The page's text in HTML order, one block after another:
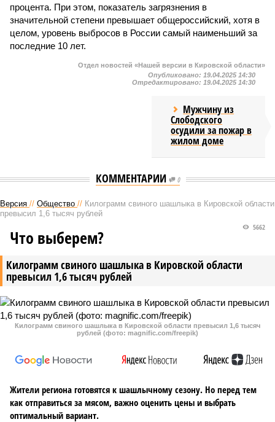
процента. При этом, показатель загрязнения в
значительной степени превышает общероссийский, хотя в
целом, уровень выбросов в России самый наименьший за
последние 10 лет.
Отдел новостей «Нашей версии в Кировской области»
Опубликовано: 19.04.2025 14:30
Отредактировано: 19.04.2025 14:30
Мужчину из
Слободского
осудили за пожар в
жилом доме
КОММЕНТАРИИ 0
Версия // Общество // Килограмм свиного шашлыка в Кировской области
превысил 1,6 тысяч рублей
Килограмм свиного шашлыка в Кировской области
превысил 1,6 тысяч рублей
5662
Что выберем?
Килограмм свиного шашлыка в Кировской области превысил 1,6 тысяч
рублей (фото: magnific.com/freepik)
Жители региона готовятся к шашлычному сезону. Но перед тем
как отправиться за мясом, важно оценить цены и выбрать
оптимальный вариант.